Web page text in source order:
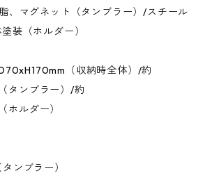
、マグネット（タンブラー）/スチール
装（ホルダー）
（収納時全体）/約
タンブラー）/約
ホルダー）
ンブラー）